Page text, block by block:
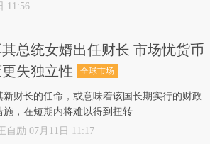
11:56
其总统女婿出任财长 市场忧货币
失独立性
全球市场
新财长的任命，或意味着该国长期实行的财政
施，在短期内将难以得到扭转
自励 07月11日 11:17